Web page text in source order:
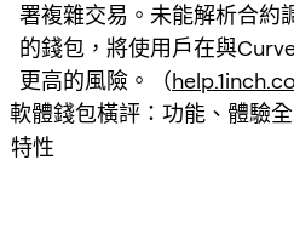
署複雜交易。未能解析合約
的錢包，將使用戶在與
更高的風險。（
軟體錢包橫評：功能、體驗
特性